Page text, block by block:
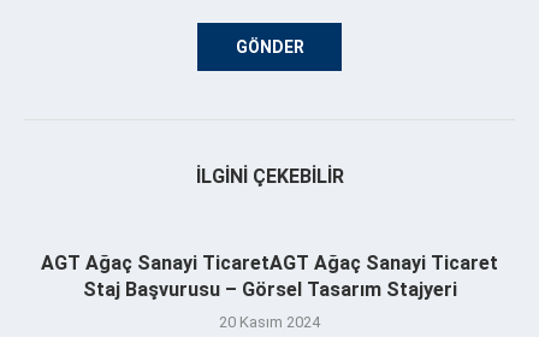
İLGINI ÇEKEBILIR
AGT Ağaç Sanayi TicaretAGT Ağaç Sanayi Ticaret
Staj Başvurusu – Görsel Tasarım Stajyeri
20 Kasım 2024